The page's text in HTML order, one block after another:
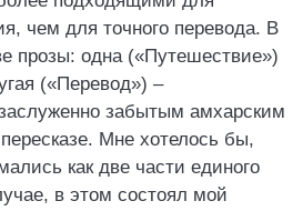
чем для точного перевода. В
прозы: одна («Путешествие»)
(«Перевод») –
забытым амхарским
Мне хотелось бы,
как две части единого
в этом состоял мой